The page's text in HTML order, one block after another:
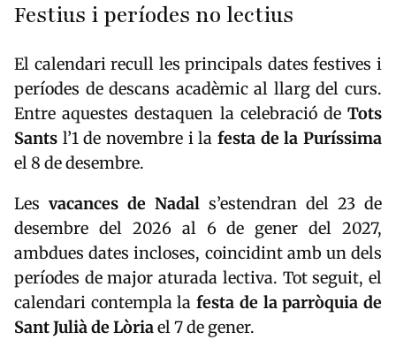
Festius i períodes no lectius
El calendari recull les principals dates festives i
períodes de descans acadèmic al llarg del curs.
Entre aquestes destaquen la celebració de Tots
Sants l’1 de novembre i la festa de la Puríssima
el 8 de desembre.
Les vacances de Nadal s’estendran del 23 de
desembre del 2026 al 6 de gener del 2027,
ambdues dates incloses, coincidint amb un dels
períodes de major aturada lectiva. Tot seguit, el
calendari contempla lafesta de la parròquia de
Sant Julià de Lòriael 7 de gener.